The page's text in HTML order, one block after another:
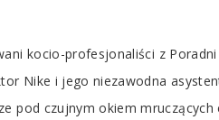
kocio-profesjonaliści z
Nike i jego niezawodna
pod czujnym okiem